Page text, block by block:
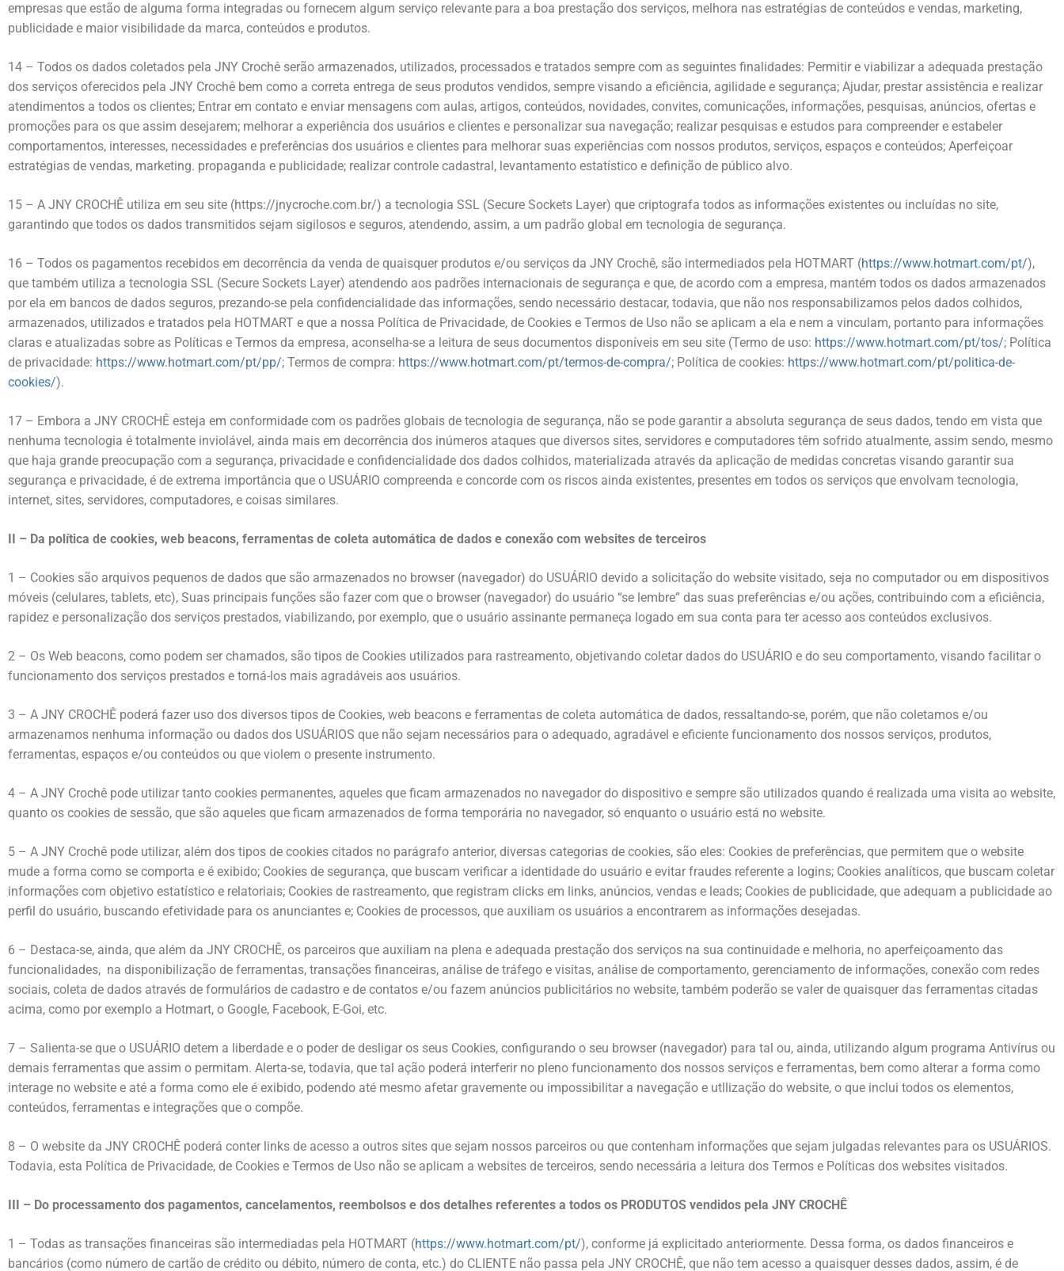
empresas que estão de alguma forma integradas ou fornecem algum serviço relevante para a boa prestação dos serviços, melhora nas estratégias de conteúdos e vendas, marketing,
publicidade e maior visibilidade da marca, conteúdos e produtos.
14 – Todos os dados coletados pela JNY Crochê serão armazenados, utilizados, processados e tratados sempre com as seguintes finalidades: Permitir e viabilizar a adequada prestação
dos serviços oferecidos pela JNY Crochê bem como a correta entrega de seus produtos vendidos, sempre visando a eficiência, agilidade e segurança; Ajudar, prestar assistência e realizar
atendimentos a todos os clientes; Entrar em contato e enviar mensagens com aulas, artigos, conteúdos, novidades, convites, comunicações, informações, pesquisas, anúncios, ofertas e
promoções para os que assim desejarem; melhorar a experiência dos usuários e clientes e personalizar sua navegação; realizar pesquisas e estudos para compreender e estabeler
comportamentos, interesses, necessidades e preferências dos usuários e clientes para melhorar suas experiências com nossos produtos, serviços, espaços e conteúdos; Aperfeiçoar
estratégias de vendas, marketing. propaganda e publicidade; realizar controle cadastral, levantamento estatístico e definição de público alvo.
15 – A JNY CROCHÊ utiliza em seu site (https://jnycroche.com.br/) a tecnologia SSL (Secure Sockets Layer) que criptografa todos as informações existentes ou incluídas no site,
garantindo que todos os dados transmitidos sejam sigilosos e seguros, atendendo, assim, a um padrão global em tecnologia de segurança.
16 – Todos os pagamentos recebidos em decorrência da venda de quaisquer produtos e/ou serviços da JNY Crochê, são intermediados pela HOTMART (https://www.hotmart.com/pt/),
que também utiliza a tecnologia SSL (Secure Sockets Layer) atendendo aos padrões internacionais de segurança e que, de acordo com a empresa, mantém todos os dados armazenados
por ela em bancos de dados seguros, prezando-se pela confidencialidade das informações, sendo necessário destacar, todavia, que não nos responsabilizamos pelos dados colhidos,
armazenados, utilizados e tratados pela HOTMART e que a nossa Política de Privacidade, de Cookies e Termos de Uso não se aplicam a ela e nem a vinculam, portanto para informações
claras e atualizadas sobre as Políticas e Termos da empresa, aconselha-se a leitura de seus documentos disponíveis em seu site (Termo de uso: https://www.hotmart.com/pt/tos/; Política
de privacidade: https://www.hotmart.com/pt/pp/; Termos de compra: https://www.hotmart.com/pt/termos-de-compra/; Política de cookies: https://www.hotmart.com/pt/politica-de-
cookies/).
17 – Embora a JNY CROCHÊ esteja em conformidade com os padrões globais de tecnologia de segurança, não se pode garantir a absoluta segurança de seus dados, tendo em vista que
nenhuma tecnologia é totalmente inviolável, ainda mais em decorrência dos inúmeros ataques que diversos sites, servidores e computadores têm sofrido atualmente, assim sendo, mesmo
que haja grande preocupação com a segurança, privacidade e confidencialidade dos dados colhidos, materializada através da aplicação de medidas concretas visando garantir sua
segurança e privacidade, é de extrema importância que o USUÁRIO compreenda e concorde com os riscos ainda existentes, presentes em todos os serviços que envolvam tecnologia,
internet, sites, servidores, computadores, e coisas similares.
II – Da política de cookies, web beacons, ferramentas de coleta automática de dados e conexão com websites de terceiros
1 – Cookies são arquivos pequenos de dados que são armazenados no browser (navegador) do USUÁRIO devido a solicitação do website visitado, seja no computador ou em dispositivos
móveis (celulares, tablets, etc), Suas principais funções são fazer com que o browser (navegador) do usuário “se lembre” das suas preferências e/ou ações, contribuindo com a eficiência,
rapidez e personalização dos serviços prestados, viabilizando, por exemplo, que o usuário assinante permaneça logado em sua conta para ter acesso aos conteúdos exclusivos.
2 – Os Web beacons, como podem ser chamados, são tipos de Cookies utilizados para rastreamento, objetivando coletar dados do USUÁRIO e do seu comportamento, visando facilitar o
funcionamento dos serviços prestados e torná-los mais agradáveis aos usuários.
3 – A JNY CROCHÊ poderá fazer uso dos diversos tipos de Cookies, web beacons e ferramentas de coleta automática de dados, ressaltando-se, porém, que não coletamos e/ou
armazenamos nenhuma informação ou dados dos USUÁRIOS que não sejam necessários para o adequado, agradável e eficiente funcionamento dos nossos serviços, produtos,
ferramentas, espaços e/ou conteúdos ou que violem o presente instrumento.
4 – A JNY Crochê pode utilizar tanto cookies permanentes, aqueles que ficam armazenados no navegador do dispositivo e sempre são utilizados quando é realizada uma visita ao website,
quanto os cookies de sessão, que são aqueles que ficam armazenados de forma temporária no navegador, só enquanto o usuário está no website.
5 – A JNY Crochê pode utilizar, além dos tipos de cookies citados no parágrafo anterior, diversas categorias de cookies, são eles: Cookies de preferências, que permitem que o website
mude a forma como se comporta e é exibido; Cookies de segurança, que buscam verificar a identidade do usuário e evitar fraudes referente a logins; Cookies analíticos, que buscam coletar
informações com objetivo estatístico e relatoriais; Cookies de rastreamento, que registram clicks em links, anúncios, vendas e leads; Cookies de publicidade, que adequam a publicidade ao
perfil do usuário, buscando efetividade para os anunciantes e; Cookies de processos, que auxiliam os usuários a encontrarem as informações desejadas.
6 – Destaca-se, ainda, que além da JNY CROCHÊ, os parceiros que auxiliam na plena e adequada prestação dos serviços na sua continuidade e melhoria, no aperfeiçoamento das
funcionalidades, na disponibilização de ferramentas, transações financeiras, análise de tráfego e visitas, análise de comportamento, gerenciamento de informações, conexão com redes
sociais, coleta de dados através de formulários de cadastro e de contatos e/ou fazem anúncios publicitários no website, também poderão se valer de quaisquer das ferramentas citadas
acima, como por exemplo a Hotmart, o Google, Facebook, E-Goi, etc.
7 – Salienta-se que o USUÁRIO detem a liberdade e o poder de desligar os seus Cookies, configurando o seu browser (navegador) para tal ou, ainda, utilizando algum programa Antivírus ou
demais ferramentas que assim o permitam. Alerta-se, todavia, que tal ação poderá interferir no pleno funcionamento dos nossos serviços e ferramentas, bem como alterar a forma como
interage no website e até a forma como ele é exibido, podendo até mesmo afetar gravemente ou impossibilitar a navegação e utllização do website, o que inclui todos os elementos,
conteúdos, ferramentas e integrações que o compõe.
8 – O website da JNY CROCHÊ poderá conter links de acesso a outros sites que sejam nossos parceiros ou que contenham informações que sejam julgadas relevantes para os USUÁRIOS.
Todavia, esta Política de Privacidade, de Cookies e Termos de Uso não se aplicam a websites de terceiros, sendo necessária a leitura dos Termos e Políticas dos websites visitados.
III – Do processamento dos pagamentos, cancelamentos, reembolsos e dos detalhes referentes a todos os PRODUTOS vendidos pela JNY CROCHÊ
1 – Todas as transações financeiras são intermediadas pela HOTMART (https://www.hotmart.com/pt/), conforme já explicitado anteriormente. Dessa forma, os dados financeiros e
bancários (como número de cartão de crédito ou débito, número de conta, etc.) do CLIENTE não passa pela JNY CROCHÊ, que não tem acesso a quaisquer desses dados, assim, é de